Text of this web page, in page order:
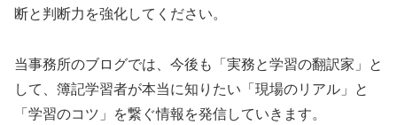
断と判断力を強化してください。
当事務所のブログでは、今後も「実務と学習の翻訳家」と
して、簿記学習者が本当に知りたい「現場のリアル」と
「学習のコツ」を繋ぐ情報を発信していきます。